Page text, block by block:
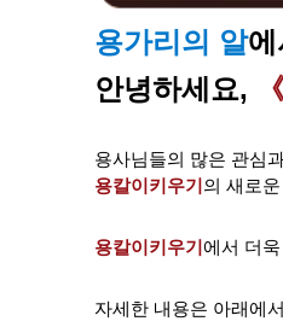
용가리의 알​에
안녕하세요,
용사님들의 많은 관심
용칼이키우기의 새로
용칼이키우기에서 더
자세한 내용은 아래에